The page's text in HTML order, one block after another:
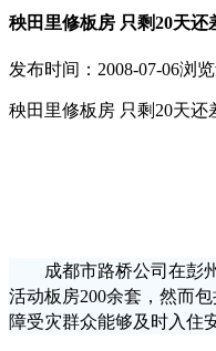
秧田里修板房 只剩20天还
发布时间：2008-07-06浏
秧田里修板房 只剩20天还
成都市路桥公司在彭州
活动板房200余套，然而
障受灾群众能够及时入住